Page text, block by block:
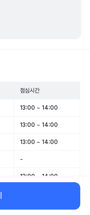
점심시간
13:00 ~ 14:00
13:00 ~ 14:00
13:00 ~ 14:00
-
13:00 ~ 14:00
-